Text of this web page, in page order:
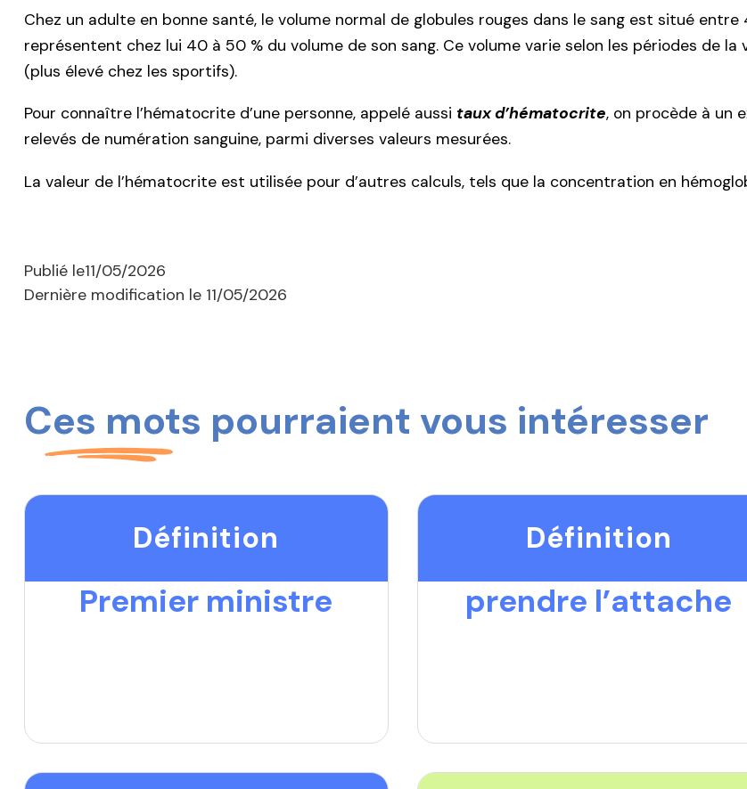
Chez un adulte en bonne santé, le volume normal de globules rouges dans le sang est situé
représentent chez lui 40 à 50 % du volume de son sang. Ce volume varie selon les périodes de
(plus élevé chez les sportifs).
Pour connaître l’hématocrite d’une personne, appelé aussi taux d’hématocrite, on procède à un
relevés de numération sanguine, parmi diverses valeurs mesurées.
La valeur de l’hématocrite est utilisée pour d’autres calculs, tels que la concentration en
Publié le11/05/2026
Dernière modification le 11/05/2026
Ces mots pourraient vous intéresser
Définition
Premier ministre
Définition
prendre l’attache